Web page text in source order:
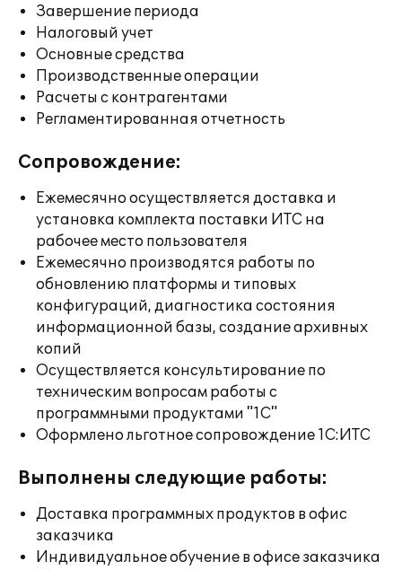
Завершение периода
Налоговый учет
Основные средства
Производственные операции
Расчеты с контрагентами
Регламентированная отчетность
Сопровождение:
Ежемесячно осуществляется доставка и
установка комплекта поставки ИТС на
рабочее место пользователя
Ежемесячно производятся работы по
обновлению платформы и типовых
конфигураций, диагностика состояния
информационной базы, создание архивных
копий
Осуществляется консультирование по
техническим вопросам работы с
программными продуктами "1С"
Оформлено льготное сопровождение 1С:ИТС
Выполнены следующие работы:
Доставка программных продуктов в офис
заказчика
Индивидуальное обучение в офисе заказчика